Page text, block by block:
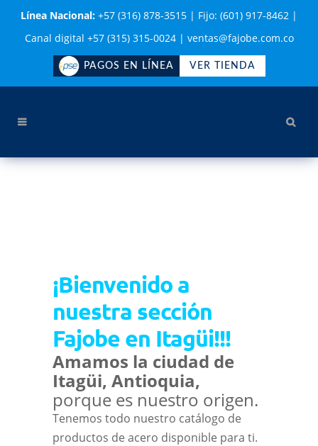
Línea Nacional: +57 (316) 878-3515 | Fijo: (601) 917-8462 |
Canal digital +57 (315) 315-0024| ventas@fajobe.com.co
PAGOS EN LÍNEA VER TIENDA
¡Bienvenido a
nuestra sección
Fajobe en Itagüi!!!
Amamos la ciudad de
Itagüi, Antioquia,
porque es nuestro origen.
Tenemos todo nuestro catálogo de
productos de acero disponible para ti.